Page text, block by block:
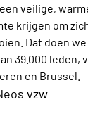
veilige,
krijgen om
Dat doen
39.000 leden,
en Brussel.
vzw